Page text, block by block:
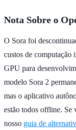
Nota Sobre o
O Sora foi
custos de computação
GPU para
modelo Sora 2
mas o aplicativo
estão todos offline. Se
nosso guia de